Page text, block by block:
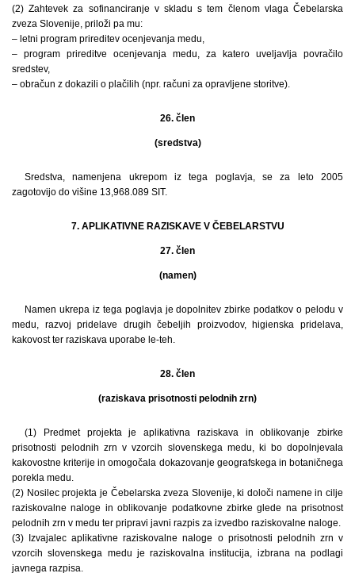
(2) Zahtevek za sofinanciranje v skladu s tem členom vlaga Čebelarska
zveza Slovenije, priloži pa mu:
– letni program prireditev ocenjevanja medu,
– program prireditve ocenjevanja medu, za katero uveljavlja povračilo
sredstev,
– obračun z dokazili o plačilih (npr. računi za opravljene storitve).
26. člen
(sredstva)
Sredstva, namenjena ukrepom iz tega poglavja, se za leto 2005
zagotovijo do višine 13,968.089 SIT.
7. APLIKATIVNE RAZISKAVE V ČEBELARSTVU
27. člen
(namen)
Namen ukrepa iz tega poglavja je dopolnitev zbirke podatkov o pelodu v
medu, razvoj pridelave drugih čebeljih proizvodov, higienska pridelava,
kakovost ter raziskava uporabe le-teh.
28. člen
(raziskava prisotnosti pelodnih zrn)
(1) Predmet projekta je aplikativna raziskava in oblikovanje zbirke
prisotnosti pelodnih zrn v vzorcih slovenskega medu, ki bo dopolnjevala
kakovostne kriterije in omogočala dokazovanje geografskega in botaničnega
porekla medu.
(2) Nosilec projekta je Čebelarska zveza Slovenije, ki določi namene in cilje
raziskovalne naloge in oblikovanje podatkovne zbirke glede na prisotnost
pelodnih zrn v medu ter pripravi javni razpis za izvedbo raziskovalne naloge.
(3) Izvajalec aplikativne raziskovalne naloge o prisotnosti pelodnih zrn v
vzorcih slovenskega medu je raziskovalna institucija, izbrana na podlagi
javnega razpisa.